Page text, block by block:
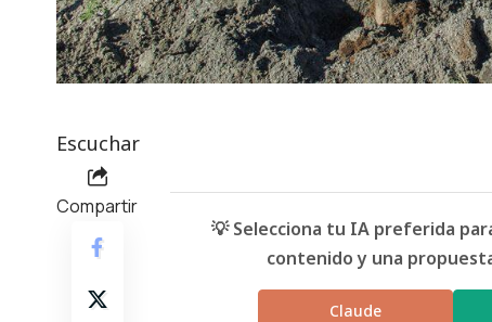
Escuchar
Compartir
💡 Selecciona tu IA preferida
contenido y una
Claude